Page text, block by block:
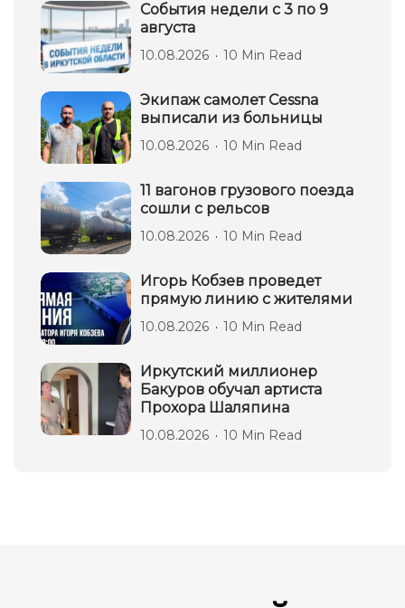
События недели с 3 по 9
августа
10.08.2026 10 Min Read
Экипаж самолет Сessna
выписали из больницы
10.08.2026 10 Min Read
11 вагонов грузового поезда
сошли с рельсов
10.08.2026 10 Min Read
Игорь Кобзев проведет
прямую линию с жителями
10.08.2026 10 Min Read
Иркутский миллионер
Бакуров обучал артиста
Прохора Шаляпина
10.08.2026 10 Min Read